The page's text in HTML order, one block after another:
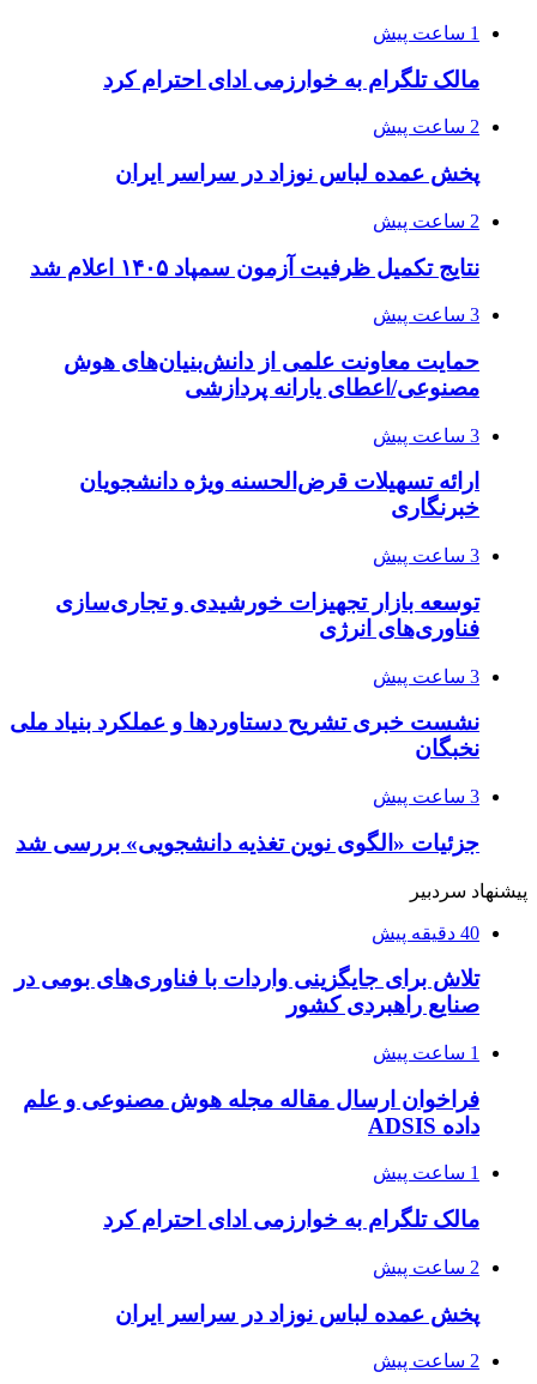
1 ساعت پیش
مالک تلگرام به خوارزمی ادای احترام کرد
2 ساعت پیش
پخش عمده لباس نوزاد در سراسر ایران
2 ساعت پیش
نتایج تکمیل ظرفیت آزمون سمپاد ۱۴۰۵ اعلام شد
3 ساعت پیش
حمایت معاونت علمی از دانش‌بنیان‌های هوش
مصنوعی/اعطای یارانه پردازشی
3 ساعت پیش
ارائه تسهیلات قرض‌الحسنه ویژه دانشجویان
خبرنگاری
3 ساعت پیش
توسعه بازار تجهیزات خورشیدی و تجاری‌سازی
فناوری‌های انرژی
3 ساعت پیش
نشست خبری تشریح دستاوردها و عملکرد بنیاد ملی
نخبگان
3 ساعت پیش
جزئیات «الگوی نوین تغذیه دانشجویی» بررسی شد
پیشنهاد سردبیر
40 دقیقه پیش
تلاش برای جایگزینی واردات با فناوری‌های بومی در
صنایع راهبردی کشور
1 ساعت پیش
فراخوان ارسال مقاله مجله هوش مصنوعی و علم
داده ADSIS
1 ساعت پیش
مالک تلگرام به خوارزمی ادای احترام کرد
2 ساعت پیش
پخش عمده لباس نوزاد در سراسر ایران
2 ساعت پیش